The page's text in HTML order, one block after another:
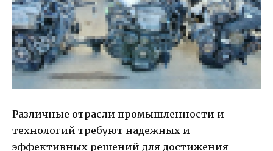
Различные отрасли промышленности и
технологий требуют надежных и
эффективных решений для достижения